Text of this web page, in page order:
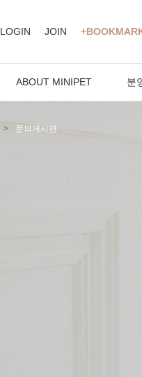
LOGIN JOIN
ABOUT MINIPET 분
문의게시판